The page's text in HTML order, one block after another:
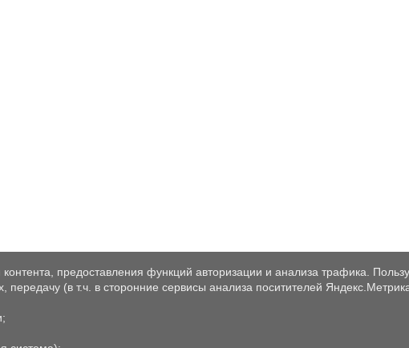
предоставления функций авторизации и анализа трафика.
передачу (в т.ч. в сторонние сервисы анализа поситителей